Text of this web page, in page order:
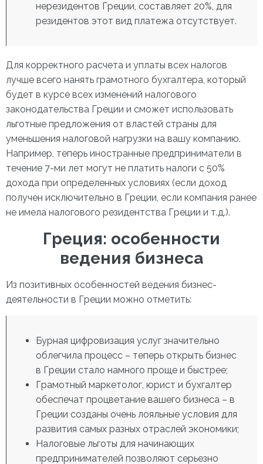
нерезидентов Греции, составляет 20%, для
резидентов этот вид платежа отсутствует.
Для корректного расчета и уплаты всех налогов
лучше всего нанять грамотного бухгалтера, который
будет в курсе всех изменений налогового
законодательства Греции и сможет использовать
льготные предложения от властей страны для
уменьшения налоговой нагрузки на вашу компанию.
Например, теперь иностранные предприниматели в
течение 7-ми лет могут не платить налоги с 50%
дохода при определенных условиях (если доход
получен исключительно в Греции, если компания ранее
не имела налогового резидентства Греции и т.д.).
Греция: особенности
ведения бизнеса
Из позитивных особенностей ведения бизнес-
деятельности в Греции можно отметить:
Бурная цифровизация услуг значительно
облегчила процесс – теперь открыть бизнес
в Греции стало намного проще и быстрее;
Грамотный маркетолог, юрист и бухгалтер
обеспечат процветание вашего бизнеса – в
Греции созданы очень лояльные условия для
развития самых разных отраслей экономики;
Налоговые льготы для начинающих
предпринимателей позволяют серьезно